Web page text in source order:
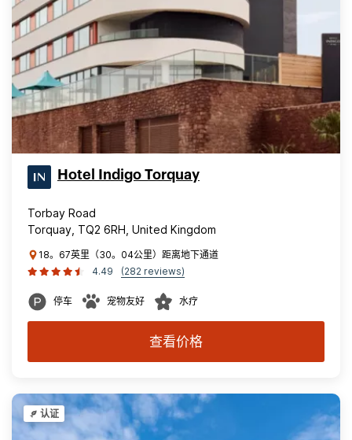
Hotel Indigo Torquay
Torbay Road
Torquay, TQ2 6RH, United Kingdom
18。67英里（30。04公里）距离地下通道
4.49
(282 reviews)
停车 宠物友好 水疗
查看价格
认证